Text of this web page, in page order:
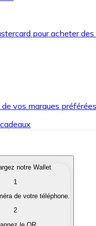
pour acheter
vos marques
qui vous intéressent
en monnaie
notre Wallet
1
de votre téléphone.
2